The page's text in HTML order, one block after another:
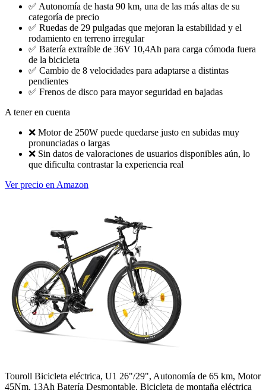
✅ Autonomía de hasta 90 km, una de las más altas de su
categoría de precio
✅ Ruedas de 29 pulgadas que mejoran la estabilidad y el
rodamiento en terreno irregular
✅ Batería extraíble de 36V 10,4Ah para carga cómoda fuera
de la bicicleta
✅ Cambio de 8 velocidades para adaptarse a distintas
pendientes
✅ Frenos de disco para mayor seguridad en bajadas
A tener en cuenta
❌ Motor de 250W puede quedarse justo en subidas muy
pronunciadas o largas
❌ Sin datos de valoraciones de usuarios disponibles aún, lo
que dificulta contrastar la experiencia real
Ver precio en Amazon
Touroll Bicicleta eléctrica, U1 26"/29", Autonomía de 65 km, Motor
45Nm, 13Ah Batería Desmontable, Bicicleta de montaña eléctrica